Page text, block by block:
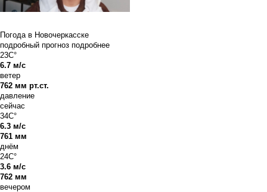
Погода в Новочеркасске
подробный прогноз подробнее
23C°
6.7 м/с
ветер
762 мм рт.ст.
давление
сейчас
34C°
6.3 м/с
761 мм
днём
24C°
3.6 м/с
762 мм
вечером